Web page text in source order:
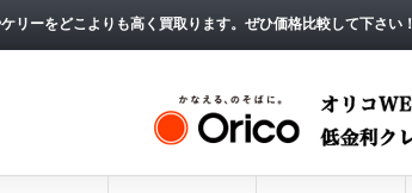
リーをどこよりも高く買取ります。ぜひ価格比較して下さい！